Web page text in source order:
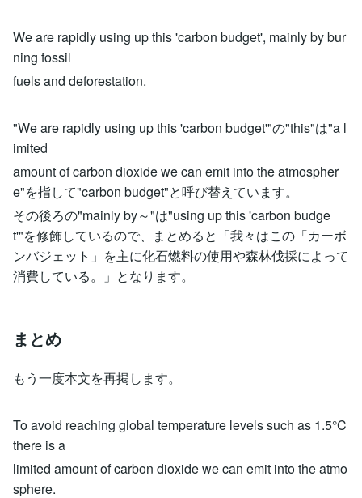
We are rapidly using up this 'carbon budget', mainly by bur
ning fossil
fuels and deforestation.
"We are rapidly using up this 'carbon budget'"の"this"は"a l
imited
amount of carbon dioxide we can emit into the atmospher
e"を指して"carbon budget"と呼び替えています。
その後ろの"mainly by～"は"using up this 'carbon budge
t'"を修飾しているので、まとめると「我々はこの「カーボ
ンバジェット」を主に化石燃料の使用や森林伐採によって
消費している。」となります。
まとめ
もう一度本文を再掲します。
To avoid reaching global temperature levels such as 1.5°C
there is a
limited amount of carbon dioxide we can emit into the atmo
sphere.